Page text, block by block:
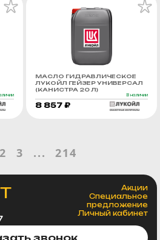
МАСЛО ГИДРАВЛИЧЕСКОЕ
ЛУКОЙЛ ГЕЙЗЕР УНИВЕРСАЛ
(КАНИСТРА 20 Л)
В наличии
8 857 ₽
2 3 ... 214
Акции
Специальное
предложение
Личный кабинет
звонок